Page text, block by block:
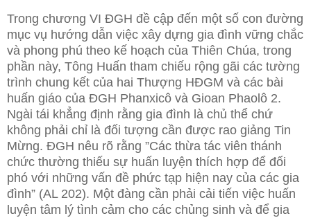
Trong chương VI ĐGH đề cập đến một số con đường
mục vụ hướng dẫn việc xây dựng gia đình vững chắc
và phong phú theo kế hoạch của Thiên Chúa, trong
phần này, Tông Huấn tham chiếu rộng gãi các tường
trình chung kết của hai Thượng HĐGM và các bài
huấn giáo của ĐGH Phanxicô và Gioan Phaolô 2.
Ngài tái khẳng định rằng gia đình là chủ thể chứ
không phải chỉ là đối tượng cần được rao giảng Tin
Mừng. ĐGH nêu rõ rằng ”Các thừa tác viên thánh
chức thường thiếu sự huấn luyện thích hợp để đối
phó với những vấn đề phức tạp hiện nay của các gia
đình” (AL 202). Một đàng cần phải cải tiến việc huấn
luyện tâm lý tình cảm cho các chủng sinh và để gia